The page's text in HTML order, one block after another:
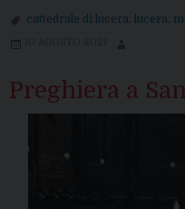
cattedrale di lucera lucera
Preghiera a